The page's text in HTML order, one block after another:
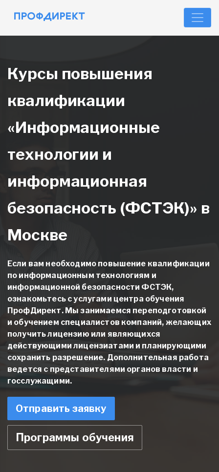
Курсы повышения
квалификации
«Информационные
технологии и
информационная
безопасность (ФСТЭК)» в
Москве
Если вам необходимо повышение квалификации
по информационным технологиям и
информационной безопасности ФСТЭК,
ознакомьтесь с услугами центра обучения
ПрофДирект. Мы занимаемся переподготовкой
и обучением специалистов компаний, желающих
получить лицензию или являющихся
действующими лицензиатами и планирующими
сохранить разрешение. Дополнительная работа
ведется с представителями органов власти и
госслужащими.
Отправить заявку
Программы обучения